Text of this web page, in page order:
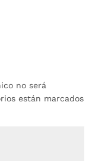
no será
están marcados